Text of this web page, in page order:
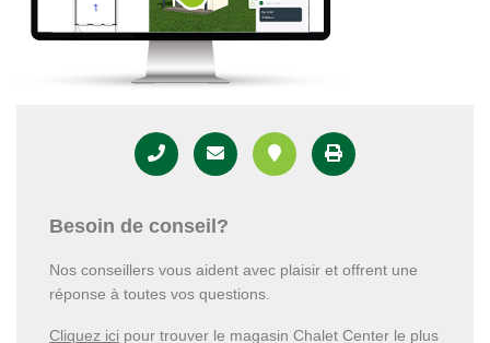
Besoin de conseil?
Nos conseillers vous aident avec plaisir et offrent une
réponse à toutes vos questions.
Cliquez ici pour trouver le magasin Chalet Center le plus